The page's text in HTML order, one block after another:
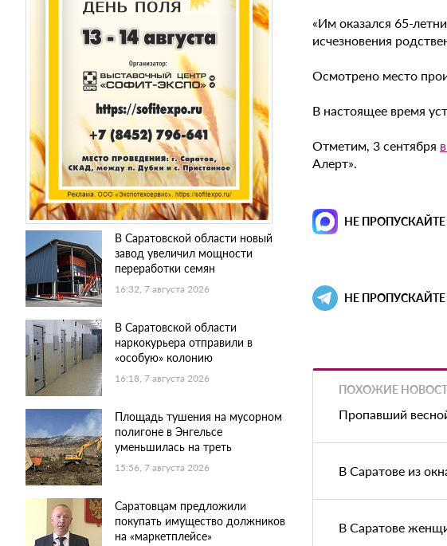
В Саратовской области новый
завод увеличил мощности
переработки семян
16:32, 7 августа 2026
В Саратовской области
наркокурьера отправили в
«особую» колонию
16:18, 7 августа 2026
Площадь тушения на мусорном
полигоне в Энгельсе
уменьшилась на треть
15:56, 7 августа 2026
Саратовцам предложили
покупать имущество должников
на «маркетплейсе»
«Им оказался 65-
исчезновения
Осмотрено место
В настоящее время
Отметим, 3 сентября
Алерт».
НЕ
НЕ
ПОХОЖИЕ
Пропавший
В Саратове из
В Саратове